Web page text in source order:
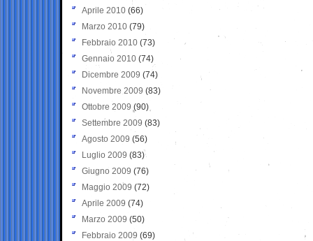
Aprile 2010 (66)
Marzo 2010 (79)
Febbraio 2010 (73)
Gennaio 2010 (74)
Dicembre 2009 (74)
Novembre 2009 (83)
Ottobre 2009 (90)
Settembre 2009 (83)
Agosto 2009 (56)
Luglio 2009 (83)
Giugno 2009 (76)
Maggio 2009 (72)
Aprile 2009 (74)
Marzo 2009 (50)
Febbraio 2009 (69)